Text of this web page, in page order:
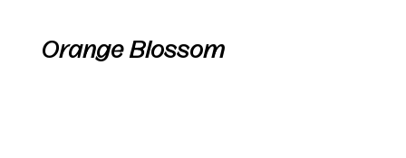
Orange Blossom